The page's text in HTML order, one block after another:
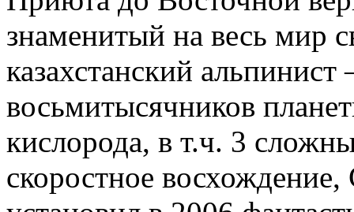
знаменитый на весь мир
казахстанский
восьмитысячников
кислорода, в т.ч. 3
скоростное